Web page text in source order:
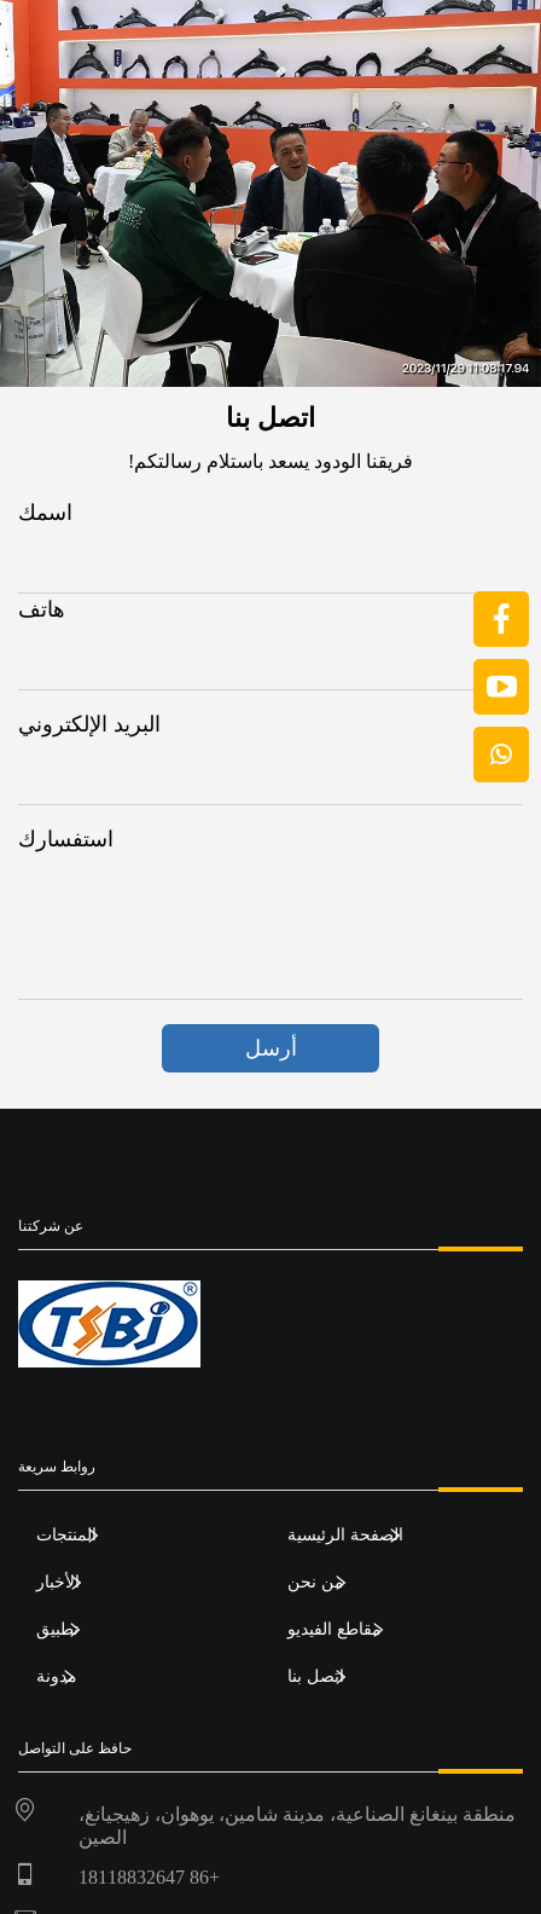
اتصل بنا
فريقنا الودود يسعد باستلام رسالتكم!
اسمك
هاتف
البريد الإلكتروني
استفسارك
أرسل
عن شركتنا
روابط سريعة
الصفحة الرئيسية المنتجات
من نحن الأخبار
مقاطع الفيديو تطبيق
اتصل بنا مدونة
حافظ على التواصل
منطقة بينغانغ الصناعية، مدينة شامين، يوهوان، زهيجيانغ،
الصين
+86 18118832647